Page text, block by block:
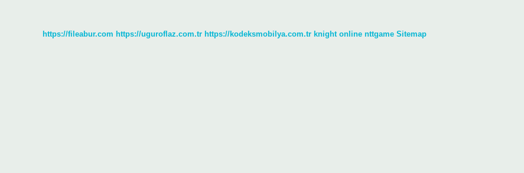
https://fileabur.com https://uguroflaz.com.tr https://kodeksmobilya.com.tr knight online nttgame Sitemap